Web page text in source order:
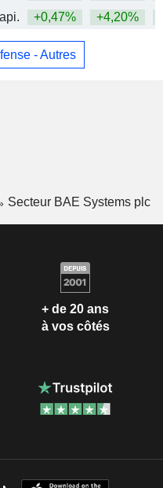
+0,47% +4,20%
- Autres
Secteur BAE Systems plc
+ de 20 ans
à vos côtés